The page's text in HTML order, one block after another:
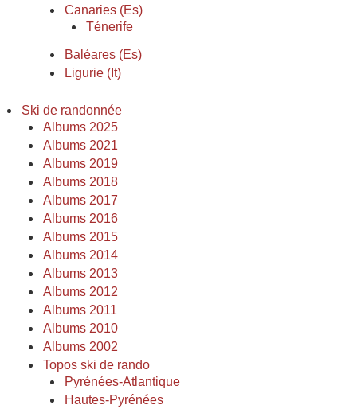
Canaries (Es)
Ténerife
Baléares (Es)
Ligurie (It)
Ski de randonnée
Albums 2025
Albums 2021
Albums 2019
Albums 2018
Albums 2017
Albums 2016
Albums 2015
Albums 2014
Albums 2013
Albums 2012
Albums 2011
Albums 2010
Albums 2002
Topos ski de rando
Pyrénées-Atlantique
Hautes-Pyrénées